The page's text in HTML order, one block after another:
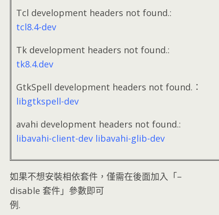
Tcl development headers not found.:
tcl8.4-dev
Tk development headers not found.:
tk8.4.dev
GtkSpell development headers not found.：
libgtkspell-dev
avahi development headers not found.:
libavahi-client-dev libavahi-glib-dev
如果不想安裝相依套件，僅需在後面加入「–
disable 套件」參數即可
例.